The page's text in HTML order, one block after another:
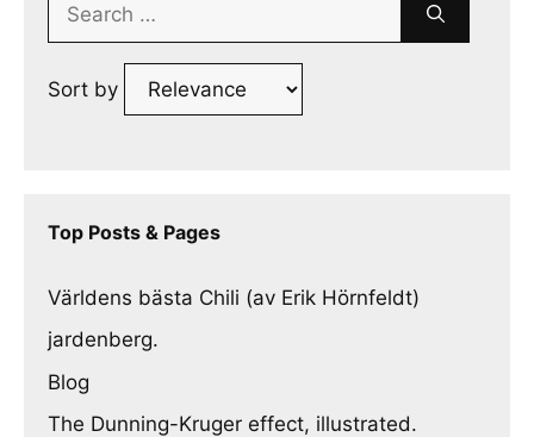
Sort by
Top Posts & Pages
Världens bästa Chili (av Erik Hörnfeldt)
jardenberg.
Blog
The Dunning-Kruger effect, illustrated.